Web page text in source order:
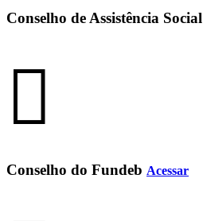
Conselho de Assistência Social
Conselho do Fundeb Acessar